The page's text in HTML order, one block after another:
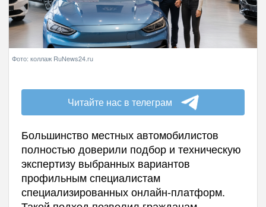
Фото: коллаж RuNews24.ru
Читайте нас в телеграм
Большинство местных автомобилистов
полностью доверили подбор и техническую
экспертизу выбранных вариантов
профильным специалистам
специализированных онлайн-платформ.